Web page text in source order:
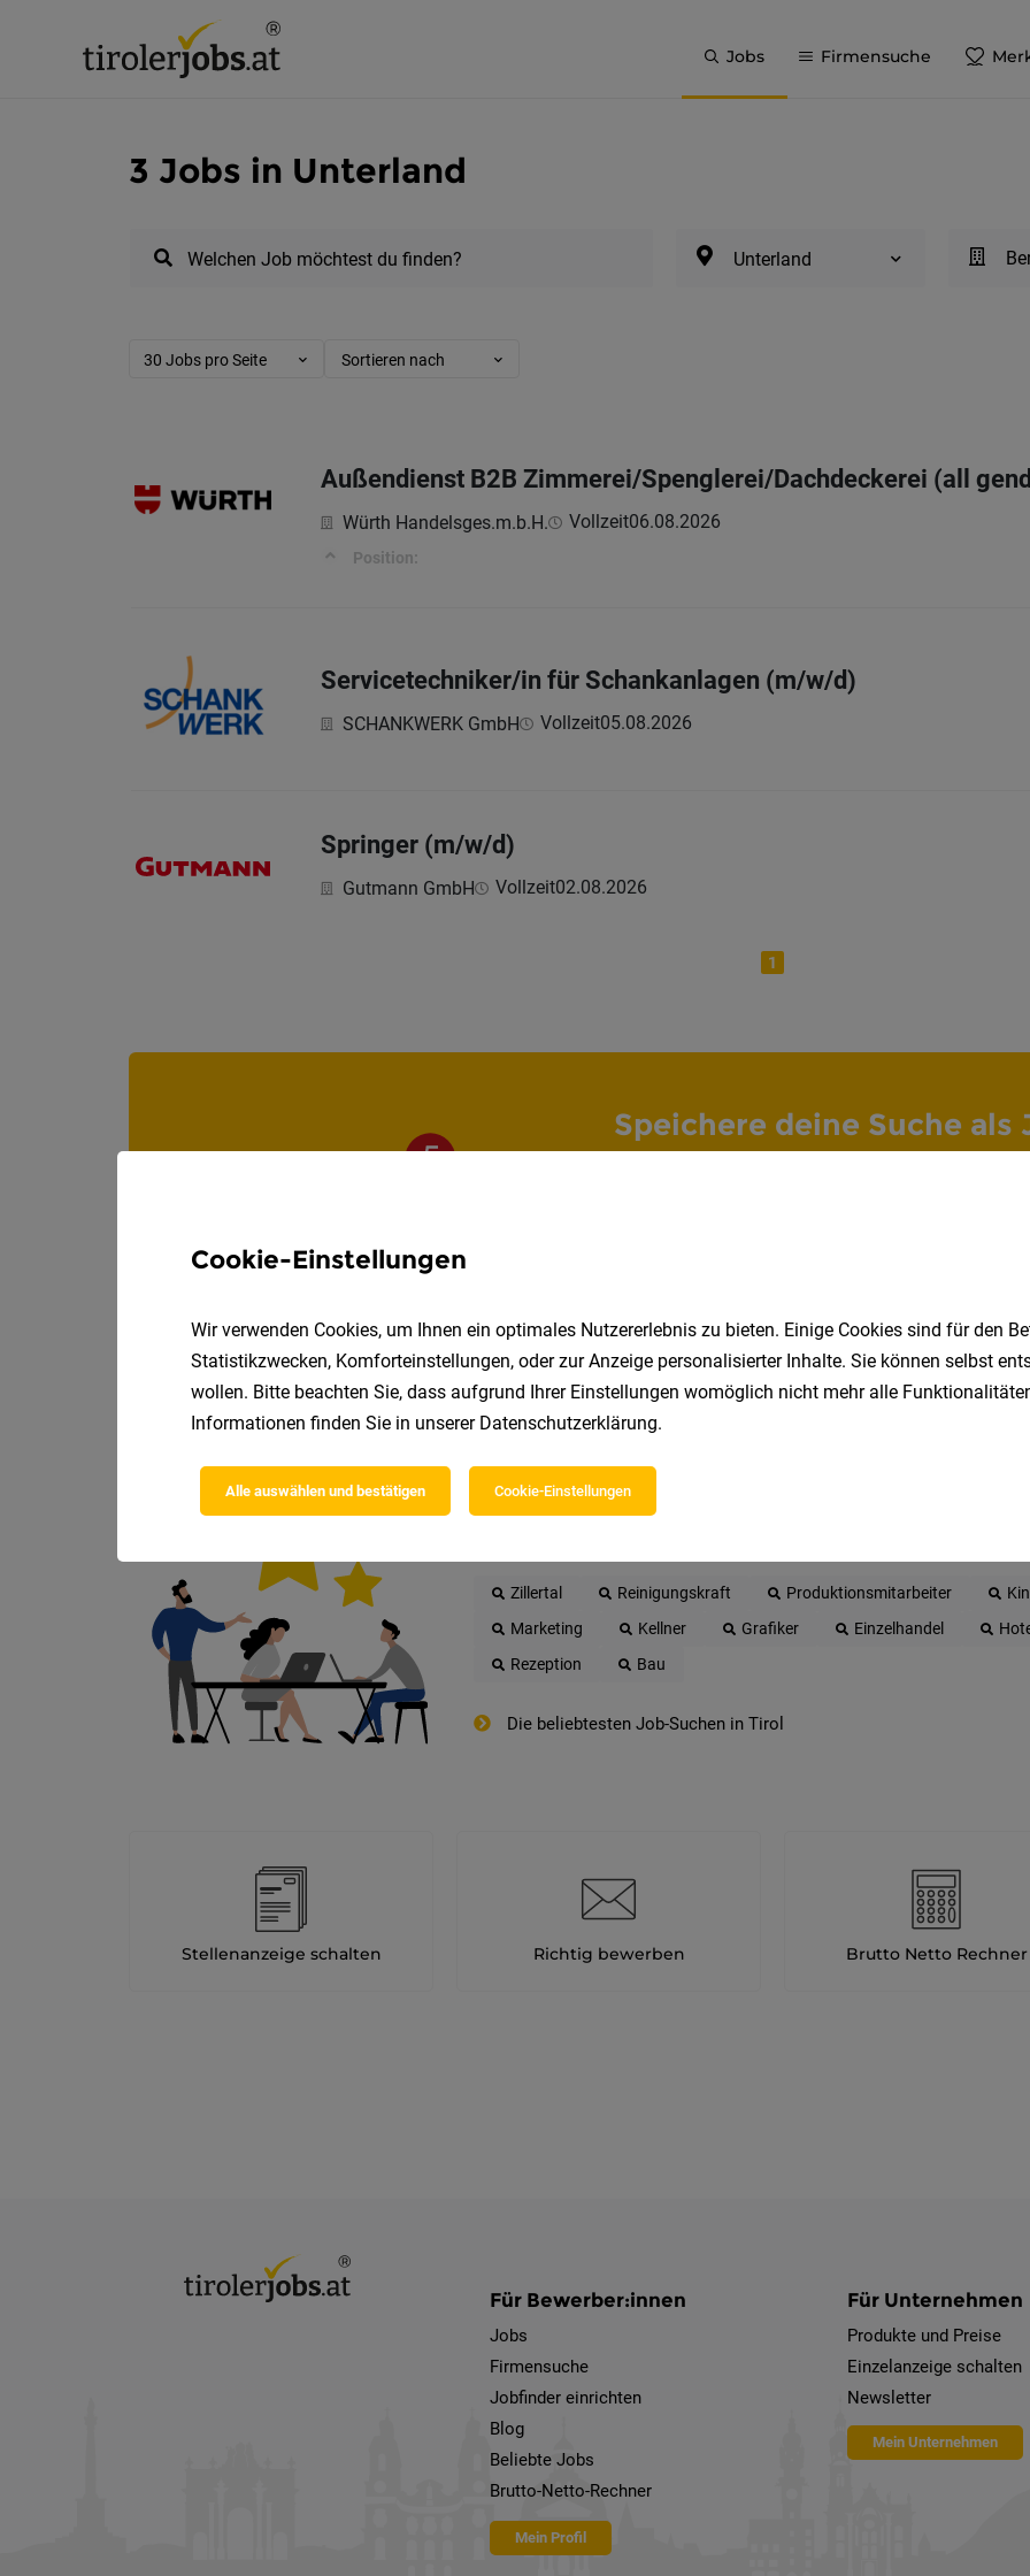
Jobs Firmensuche
3 Jobs in Unterland
Welchen Job möchtest du finden? Unterland
30 Jobs pro Seite Sortieren nach
Außendienst B2B Zimmerei/Spenglerei/Dachdeckerei (all
Würth Handelsges.m.b.H. Vollzeit06.08.2026
Position:
Servicetechniker/in für Schankanlagen (m/w/d)
SCHANKWERK GmbH Vollzeit05.08.2026
Springer (m/w/d)
Gutmann GmbH Vollzeit02.08.2026
1
Speichere deine Suche als
Die beliebtesten Jobs in Tirol
Zillertal Reinigungskraft Produktionsmitarbeiter
Marketing
Kellner Grafiker Einzelhandel
Rezeption
Bau
Die beliebtesten Job-Suchen in Tirol
Stellenanzeige schalten Richtig bewerben Brutto Netto Rechner
Für Bewerber:innen
Jobs
Firmensuche
Jobfinder einrichten
Blog
Beliebte Jobs
Brutto-Netto-Rechner
Mein Profil
Für Unternehmen
Produkte und Preise
Einzelanzeige schalten
Newsletter
Mein Unternehmen
Cookie-Einstellungen
Wir verwenden Cookies, um Ihnen ein optimales Nutzererlebnis zu bieten. Einige Cookies sind für den
Statistikzwecken, Komforteinstellungen, oder zur Anzeige personalisierter Inhalte. Sie können selbst
wollen. Bitte beachten Sie, dass aufgrund Ihrer Einstellungen womöglich nicht mehr alle
Informationen finden Sie in unserer Datenschutzerklärung.
Alle auswählen und bestätigen Cookie-Einstellungen